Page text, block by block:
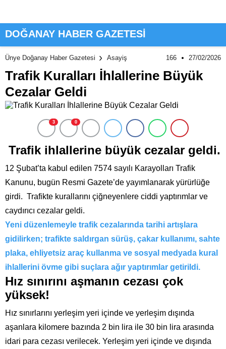
DOĞANAY HABER GAZETESİ
Ünye Doğanay Haber Gazetesi Asayiş 166 27/02/2026
Trafik Kuralları İhlallerine Büyük
Cezalar Geldi
3 0
Trafik ihlallerine büyük cezalar geldi.
12 Şubat’ta kabul edilen 7574 sayılı Karayolları Trafik
Kanunu, bugün Resmi Gazete’de yayımlanarak yürürlüğe
girdi. Trafikte kurallarını çiğneyenlere ciddi yaptırımlar ve
caydırıcı cezalar geldi.
Yeni düzenlemeyle trafik cezalarında tarihi artışlara
gidilirken; trafikte saldırgan sürüş, çakar kullanımı, sahte
plaka, ehliyetsiz araç kullanma ve sosyal medyada kural
ihlallerini övme gibi suçlara ağır yaptırımlar getirildi.
Hız sınırını aşmanın cezası çok
yüksek!
Hız sınırlarını yerleşim yeri içinde ve yerleşim dışında
aşanlara kilomere bazında 2 bin lira ile 30 bin lira arasında
idari para cezası verilecek. Yerleşim yeri içinde ve dışında